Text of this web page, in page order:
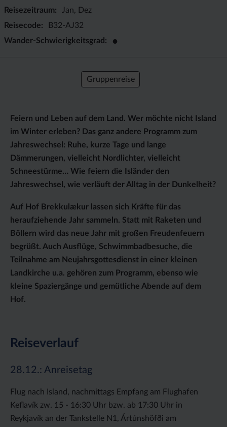
Reisezeitraum
Jan, Dez
Reisecode
B32-AJ32
Wander-Schwierigkeitsgrad
●
Gruppenreise
Feiern und Leben auf dem Land. Wer möchte nicht Island
im Winter erleben? Das ganz andere Programm zum
Jahreswechsel: Ruhe, kurze Tage und lange
Dämmerungen, vielleicht Nordlichter, vielleicht
Schneestürme… Wie feiern die Isländer den
Jahreswechsel, wie verläuft der Alltag in der Dunkelheit?
Auf Hof Brekkulækur lassen sich Kräfte für das
heraufziehende Jahr sammeln. Statt mit Raketen und
Böllern wird das neue Jahr mit großen Freudenfeuern
begrüßt. Auch Ausflüge, Schwimmbadbesuche, die
Teilnahme am Neujahrsgottesdienst in einer kleinen
Landkirche u.a. gehören zum Programm, ebenso wie
kleine Spaziergänge und gemütliche Abende auf dem
Hof.
Reiseverlauf
28.12.: Anreisetag
Flug nach Island, nachmittags Empfang am Flughafen
Keflavík zw. 15 - 16:30 Uhr bzw. ab 17:30 Uhr in
Reykjavík an der Tankstelle N1, Ártúnshöfði am